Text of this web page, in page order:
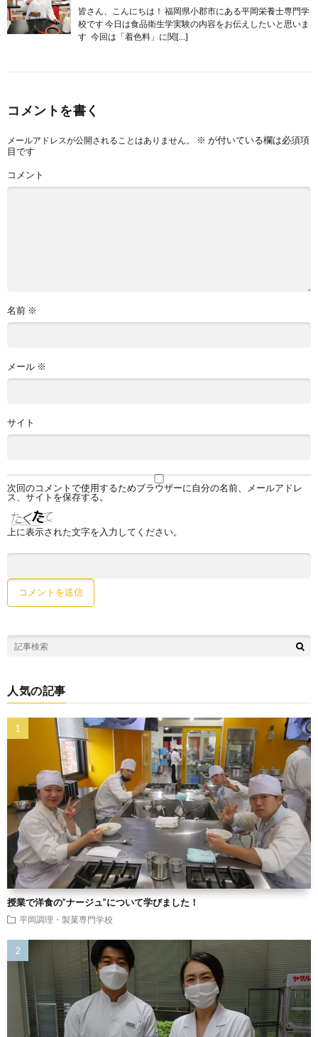
皆さん、こんにちは！ 福岡県小郡市にある平岡栄養士専門学
校です 今日は食品衛生学実験の内容をお伝えしたいと思いま
す 今回は「着色料」に関[…]
コメントを書く
メールアドレスが公開されることはありません。 ※ が付いている欄は必須項
目です
コメント
名前 ※
メール ※
サイト
次回のコメントで使用するためブラウザーに自分の名前、メールアドレ
ス、サイトを保存する。
上に表示された文字を入力してください。
人気の記事
授業で洋食の”ナージュ”について学びました！
平岡調理・製菓専門学校